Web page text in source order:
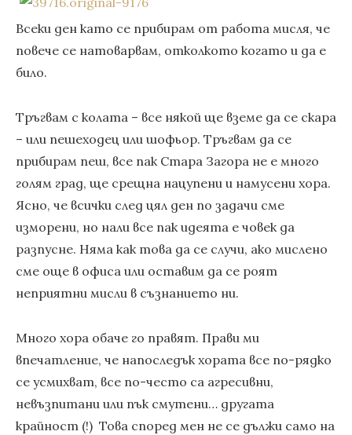
Всеки ден като се прибирам от работа мисля, че
повече се натоварвам, отколкото когато и да е
било.
Тръгвам с колата – все някой ще вземе да се скара
– или пешеходец или шофьор. Тръгвам да се
прибирам пеш, все пак Стара Загора не е много
голям град, ще срещна нацупени и намусени хора.
Ясно, че всички след цял ден по задачи сме
изморени, но нали все пак идеята е човек да
разпусне. Няма как това да се случи, ако мислено
сме още в офиса или оставим да се роят
неприятни мисли в съзнанието ни.
Много хора обаче го правят. Прави ми
впечатление, че напоследък хората все по-рядко
се усмихват, все по-често са агресивни,
невъзпитани или пък смутени… другата
крайност (!) Това според мен не се дължи само на